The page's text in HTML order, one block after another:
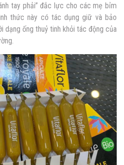
tay phải” đắc lực cho các mẹ bỉm
thức này có tác dụng giữ và bảo
dạng ống thuỷ tinh khỏi tác động của